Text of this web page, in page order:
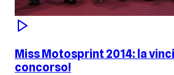
Miss Motosprint 2014: la
concorso!